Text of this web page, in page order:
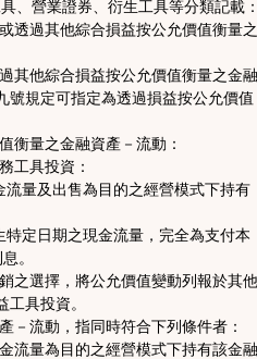
、營業證券、衍生工具等分類記載
透過其他綜合損益按公允價值衡量
其他綜合損益按公允價值衡量之金
規定可指定為透過損益按公允價值
衡量之金融資產－流動：
工具投資：
量及出售為目的之經營模式下持有
定日期之現金流量，完全為支付本
。
之選擇，將公允價值變動列報於其
具投資。
－流動，指同時符合下列條件者：
流量為目的之經營模式下持有該金